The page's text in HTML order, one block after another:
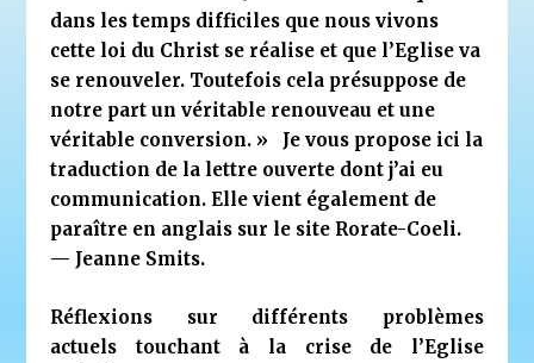
dans les temps difficiles que nous vivons
cette loi du Christ se réalise et que l’Eglise va
se renouveler. Toutefois cela présuppose de
notre part un véritable renouveau et une
véritable conversion. »
Je vous propose ici la
traduction de la lettre ouverte dont j’ai eu
communication. Elle vient également de
paraître en anglais sur le site Rorate-Coeli.
— Jeanne Smits.
Réflexions sur différents problèmes
actuels touchant à la crise de l’Eglise